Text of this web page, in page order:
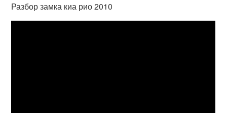
Разбор замка киа рио 2010